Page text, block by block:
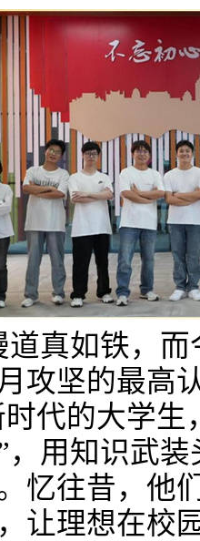
如铁，而
攻坚的最高
代的大学生
，用知识武
忆往昔，他
让理想在校